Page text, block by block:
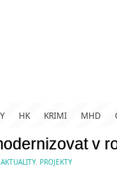
HK KRIMI MHD
v
AKTUALITY, PROJEKTY